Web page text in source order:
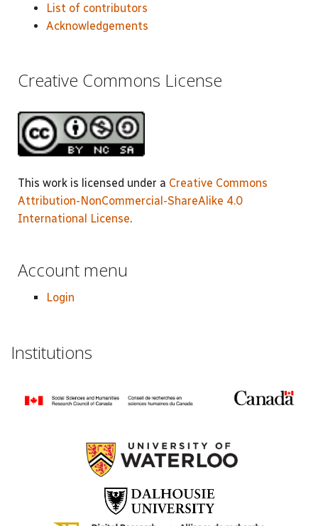
List of contributors
Acknowledgements
Creative Commons License
This work is licensed under a Creative Commons
Attribution-NonCommercial-ShareAlike 4.0
International License.
Account menu
Login
Institutions